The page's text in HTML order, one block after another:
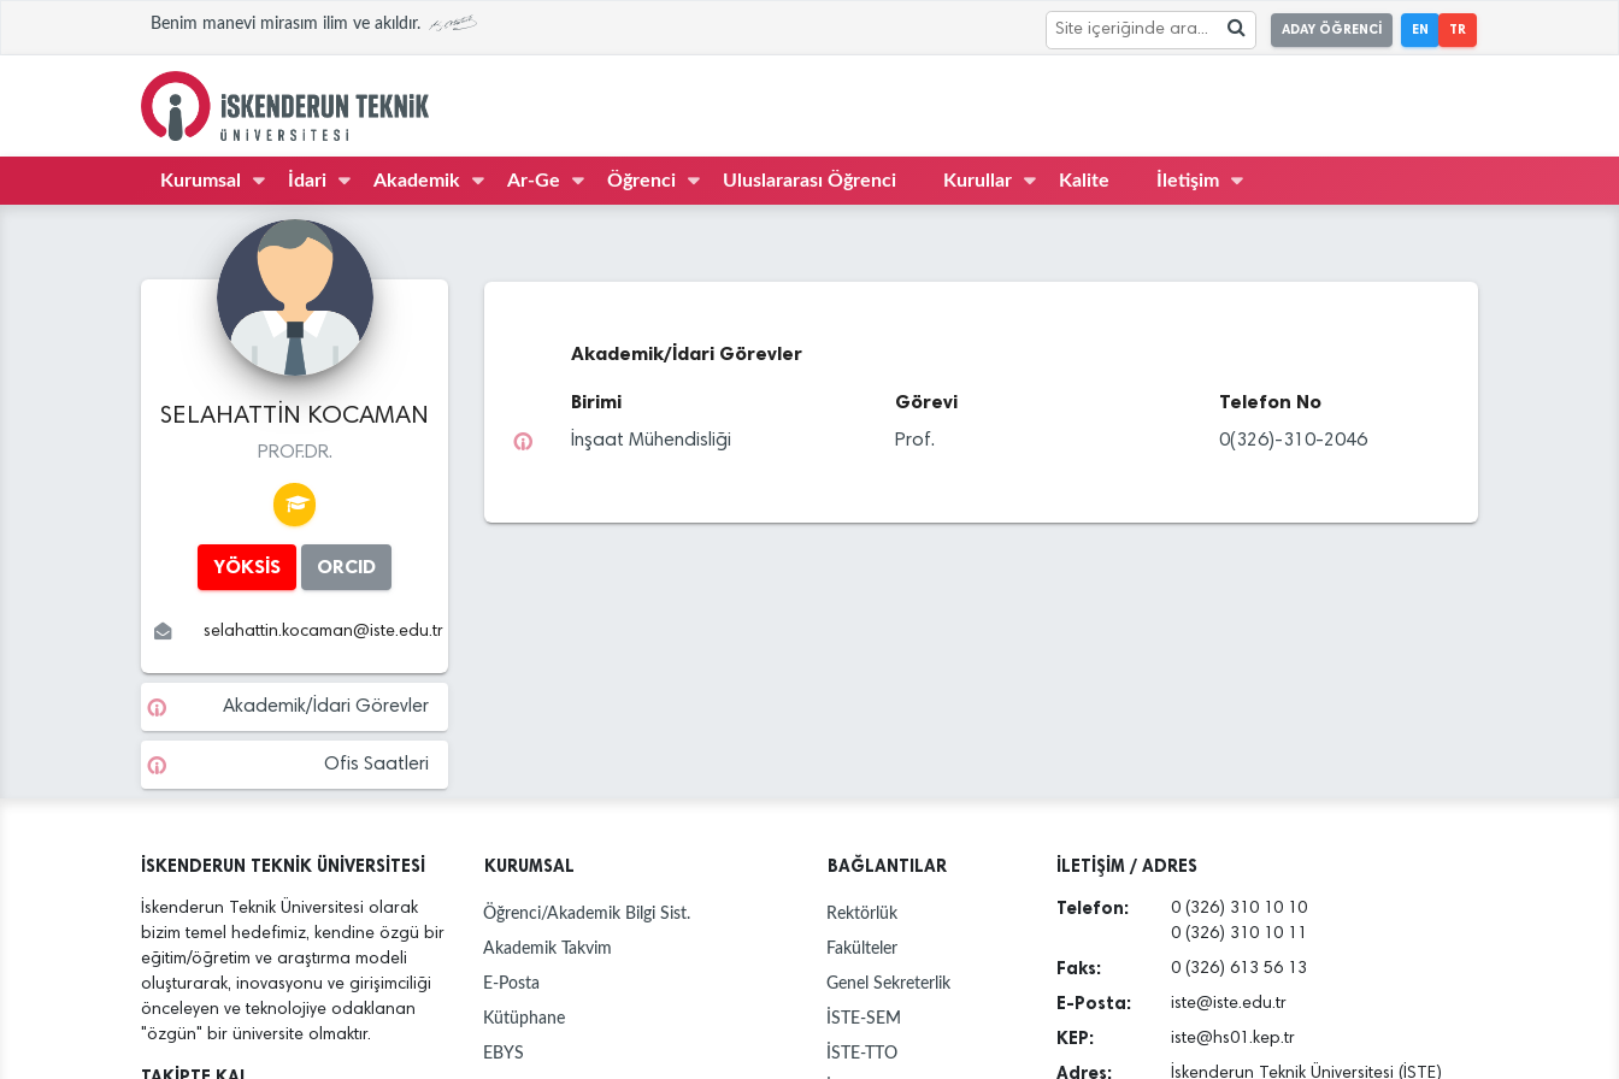
Benim manevi mirasım ilim ve akıldır. ADAY ÖĞRENCİ EN TR
Kurumsal İdari Akademik Ar-Ge Öğrenci Uluslararası Öğrenci Kurullar Kalite İletişim
SELAHATTİN KOCAMAN
PROF.DR.
YÖKSİS ORCID
selahattin.kocaman@iste.edu.tr
Akademik/İdari Görevler
Ofis Saatleri
Akademik/İdari Görevler
Birimi Görevi Telefon No
İnşaat Mühendisliği Prof. 0(326)-310-2046
İSKENDERUN TEKNİK ÜNİVERSİTESİ
İskenderun Teknik Üniversitesi olarak
bizim temel hedefimiz, kendine özgü bir
eğitim/öğretim ve araştırma modeli
oluşturarak, inovasyonu ve girişimciliği
önceleyen ve teknolojiye odaklanan
"özgün" bir üniversite olmaktır.
KURUMSAL
Öğrenci/Akademik Bilgi Sist.
Akademik Takvim
E-Posta
Kütüphane
EBYS
BAĞLANTILAR
Rektörlük
Fakülteler
Genel Sekreterlik
İSTE-SEM
İSTE-TTO
İLETİŞİM / ADRES
Telefon:
0 (326) 310 10 10
0 (326) 310 10 11
Faks: 0 (326) 613 56 13
E-Posta: iste@iste.edu.tr
KEP: iste@hs01.kep.tr
Adres: İskenderun Teknik Üniversitesi (İSTE)